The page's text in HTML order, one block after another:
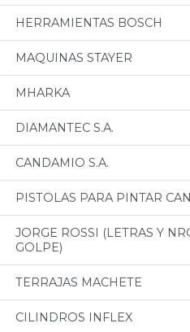
HERRAMIENTAS BOSCH
MAQUINAS STAYER
MHARKA
DIAMANTEC S.A.
CANDAMIO S.A.
PISTOLAS PARA PINTAR
JORGE ROSSI (LETRAS Y
GOLPE)
TERRAJAS MACHETE
CILINDROS INFLEX